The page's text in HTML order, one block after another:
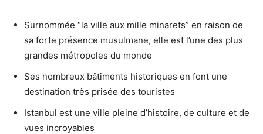
Surnommée “la ville aux mille minarets” en raison de
sa forte présence musulmane, elle est l’une des plus
grandes métropoles du monde
Ses nombreux bâtiments historiques en font une
destination très prisée des touristes
Istanbul est une ville pleine d’histoire, de culture et de
vues incroyables